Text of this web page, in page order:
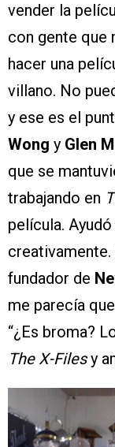
vender la
con gente que
hacer una
villano. No
y ese es el
Wong y Glen
que se
trabajando en
película.
creativamente.
fundador de
me parecía
“¿Es broma?
The X-Filesy